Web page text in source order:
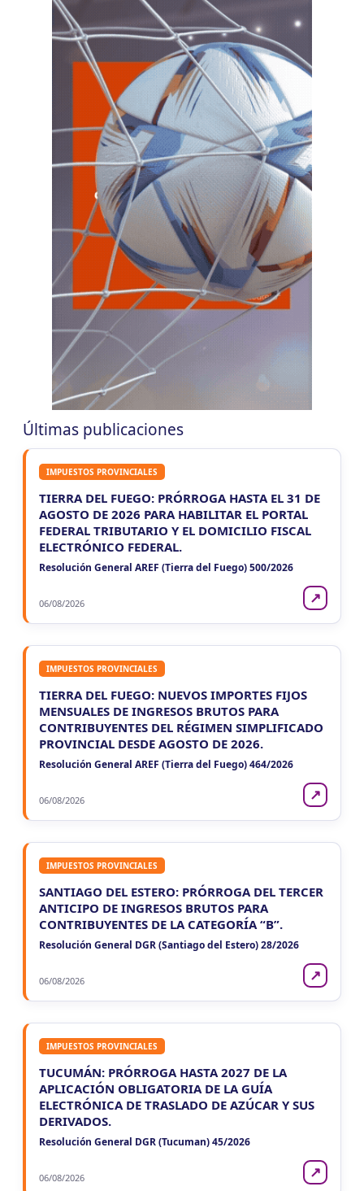
CUIT 0-1-2-3-4-…
VIE 7/8
NACIONAL
7 NACIONAL
Agentes SIRCAR 2a Quinc
CUIT 0-1-2-3-4-…
7 NACIONAL
Autonomos
CUIT 7-8-9-…
7 NACIONAL
Contr. Fiscal Nueva Tecn. MT
CUIT 0-1-2-3-4-5-6-7-8-9-…
VIE
C.A.B.A.
Agentes Recaudac CABA e-Arciba
CUIT 0-1-2-3-4-5-6-7-8-9-…
ENTRE RIOS
7 ENTRE RIOS
Ag. Ret. Imp. Prof. Lib. EERR
CUIT 5-6-7-8-9-…
VIE
7 Agentes Ret. y Perc. E. Rios
CUIT 5-6-7-8-9-…
VIE
7 JUJUY
Agentes Ret. Perc. Jujuy
CUIT 0-1-2-3-4-…
7
CUIT 5-6-7-8-9-…
7 Agentes Retencion La Rioja
CUIT 5-6-7-8-9-…
NEUQUEN
VIE
NEUQUEN
Últimas publicaciones
IMPUESTOS PROVINCIALES
TIERRA DEL FUEGO: PRÓRROGA HASTA EL 31 DE
AGOSTO DE 2026 PARA HABILITAR EL PORTAL
FEDERAL TRIBUTARIO Y EL DOMICILIO FISCAL
ELECTRÓNICO FEDERAL.
Resolución General AREF (Tierra del Fuego) 500/2026
06/08/2026 ↗
IMPUESTOS PROVINCIALES
TIERRA DEL FUEGO: NUEVOS IMPORTES FIJOS
MENSUALES DE INGRESOS BRUTOS PARA
CONTRIBUYENTES DEL RÉGIMEN SIMPLIFICADO
PROVINCIAL DESDE AGOSTO DE 2026.
Resolución General AREF (Tierra del Fuego) 464/2026
06/08/2026 ↗
IMPUESTOS PROVINCIALES
SANTIAGO DEL ESTERO: PRÓRROGA DEL TERCER
ANTICIPO DE INGRESOS BRUTOS PARA
CONTRIBUYENTES DE LA CATEGORÍA “B”.
Resolución General DGR (Santiago del Estero) 28/2026
06/08/2026 ↗
IMPUESTOS PROVINCIALES
TUCUMÁN: PRÓRROGA HASTA 2027 DE LA
APLICACIÓN OBLIGATORIA DE LA GUÍA
ELECTRÓNICA DE TRASLADO DE AZÚCAR Y SUS
DERIVADOS.
Resolución General DGR (Tucuman) 45/2026
06/08/2026 ↗